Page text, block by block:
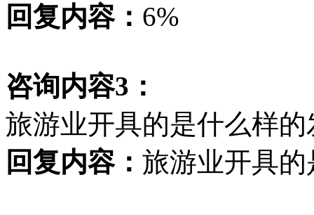
回复内容： 6%
咨询内容3：
旅游业开具的是什么样的
回复内容： 旅游业开具